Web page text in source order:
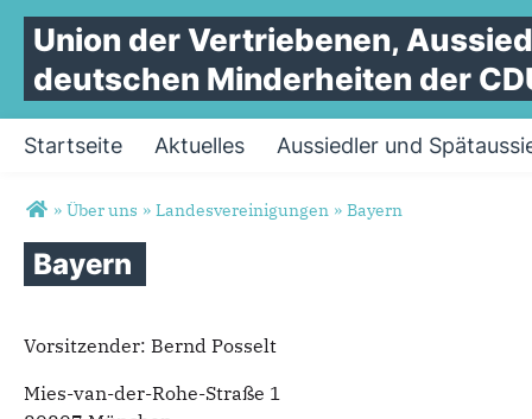
Union derVertriebenen,
deutschen Minderheiten der
Startseite Aktuelles Aussiedler und
Sie sind hier
» Über uns » Landesvereinigungen » Bayern
Bayern
Vorsitzender: Bernd Posselt
Mies-van-der-Rohe-Straße 1